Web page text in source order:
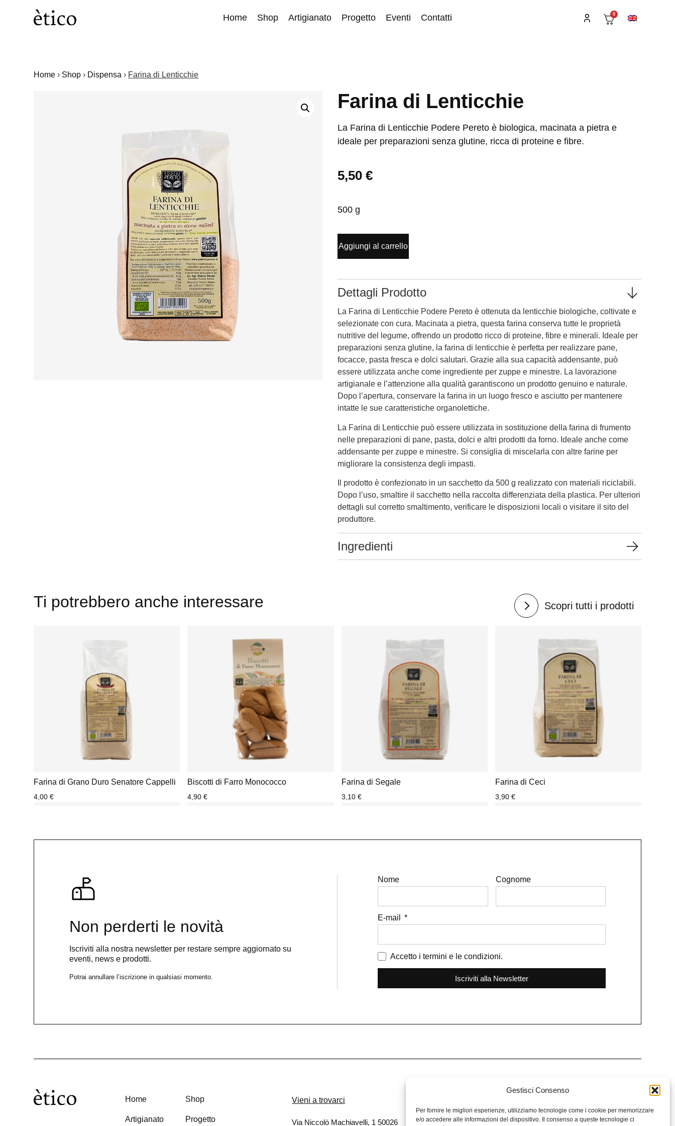
Gestisci Consenso
Per fornire le migliori esperienze, utilizziamo tecnologie come i cookie per memorizzare
e/o accedere alle informazioni del dispositivo. Il consenso a queste tecnologie ci
Home Shop Artigianato Progetto Eventi Contatti 0
Home › Shop › Dispensa › Farina di Lenticchie
Farina di Lenticchie
La Farina di Lenticchie Podere Pereto è biologica, macinata a pietra e
ideale per preparazioni senza glutine, ricca di proteine e fibre.
5,50 €
500 g
Aggiungi al carrello
Dettagli Prodotto
La Farina di Lenticchie Podere Pereto è ottenuta da lenticchie biologiche, coltivate e
selezionate con cura. Macinata a pietra, questa farina conserva tutte le proprietà
nutritive del legume, offrendo un prodotto ricco di proteine, fibre e minerali. Ideale per
preparazioni senza glutine, la farina di lenticchie è perfetta per realizzare pane,
focacce, pasta fresca e dolci salutari. Grazie alla sua capacità addensante, può
essere utilizzata anche come ingrediente per zuppe e minestre. La lavorazione
artigianale e l’attenzione alla qualità garantiscono un prodotto genuino e naturale.
Dopo l’apertura, conservare la farina in un luogo fresco e asciutto per mantenere
intatte le sue caratteristiche organolettiche.
La Farina di Lenticchie può essere utilizzata in sostituzione della farina di frumento
nelle preparazioni di pane, pasta, dolci e altri prodotti da forno. Ideale anche come
addensante per zuppe e minestre. Si consiglia di miscelarla con altre farine per
migliorare la consistenza degli impasti.
Il prodotto è confezionato in un sacchetto da 500 g realizzato con materiali riciclabili.
Dopo l’uso, smaltire il sacchetto nella raccolta differenziata della plastica. Per ulteriori
dettagli sul corretto smaltimento, verificare le disposizioni locali o visitare il sito del
produttore.
Ingredienti
Ti potrebbero anche interessare Scopri tutti i prodotti
Farina di Grano Duro Senatore Cappelli
4,00€
Biscotti di Farro Monococco
4,90€
Farina di Segale
3,10 €
Farina di Ceci
3,90 €
Non perderti le novità
Iscriviti alla nostra newsletter per restare sempre aggiornato su
eventi, news e prodotti.
Potrai annullare l’iscrizione in qualsiasi momento.
Nome Cognome
E-mail
Accetto i termini e le condizioni.
Iscriviti alla Newsletter
Home Shop
Artigianato Progetto
Vieni a trovarci
Via Niccolò Machiavelli, 1 50026 +39 3281668627 Facebook